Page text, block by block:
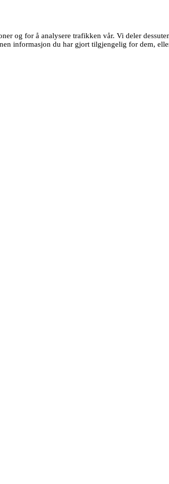
og for å analysere trafikken vår. Vi deler
informasjon du har gjort tilgjengelig for dem,